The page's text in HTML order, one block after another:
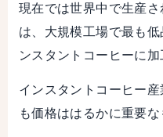
現在では世界中で生産さ
は、大規模工場で最も
ンスタントコーヒーに加
インスタントコーヒー
も価格ははるかに重要な